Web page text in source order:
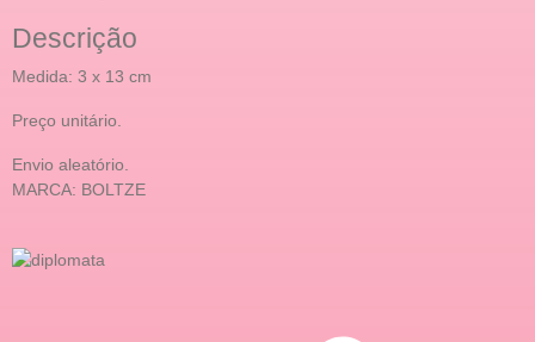
Descrição
Medida: 3 x 13 cm
Preço unitário.
Envio aleatório.
MARCA: BOLTZE